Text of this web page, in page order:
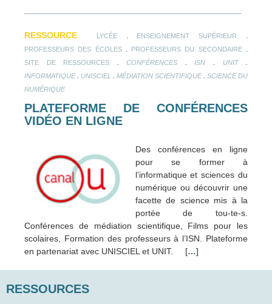
RESSOURCE LYCÉE. ENSEIGNEMENT SUPÉRIEUR
PROFESSEURS DES ÉCOLES. PROFESSEURS DU SECONDAIRE.
SITE DE RESSOURCES .CONFÉRENCES .ISN UNIT.
INFORMATIQUE. UNISCIEL MÉDIATION SCIENTIFIQUE. SCIENCE DU
NUMÉRIQUE
PLATEFORME DE CONFÉRENCES
VIDÉO EN LIGNE
Des conférences en ligne
pour se former à
l’informatique et sciences du
numérique ou découvrir une
facette de science mis à la
portée de tou-te-s.
Conférences de médiation scientifique, Films pour les
scolaires, Formation des professeurs à l’ISN. Plateforme
en partenariat avec UNISCIEL et UNIT. […]
RESSOURCES